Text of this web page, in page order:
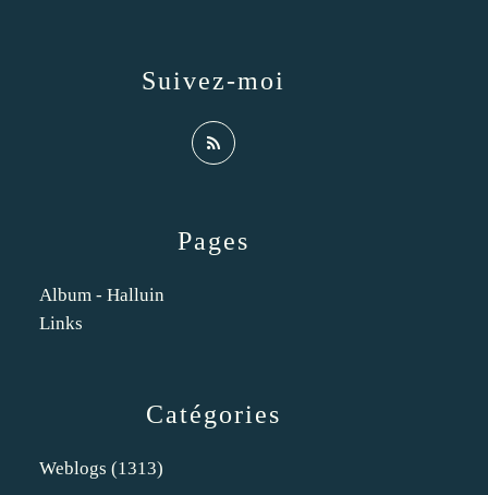
Catégories
Weblogs (1313)
Pages
Album - Halluin
Links
Suivez-moi